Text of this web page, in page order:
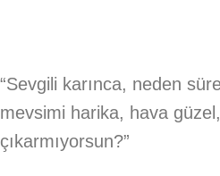
“Sevgili karınca, neden
mevsimi harika, hava
çıkarmıyorsun?”